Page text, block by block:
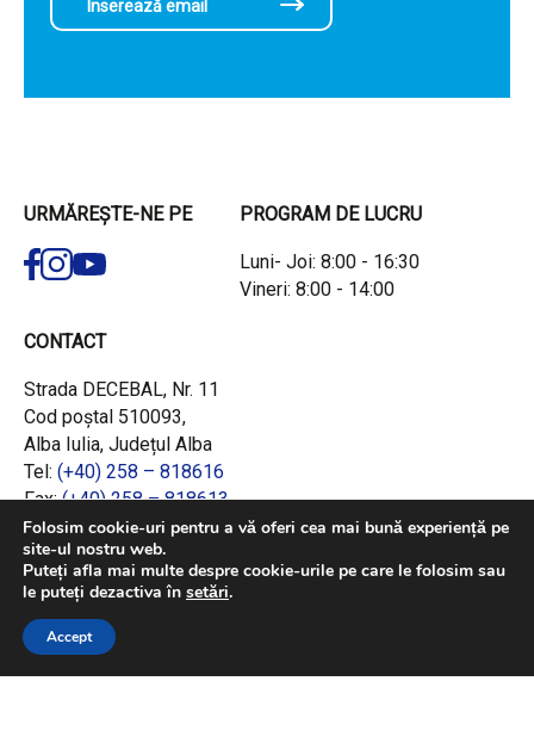
URMĂREȘTE-NE PE PROGRAM DE LUCRU
Luni- Joi: 8:00 - 16:30
Vineri: 8:00 - 14:00
CONTACT
Strada DECEBAL, Nr. 11
Cod poștal 510093,
Alba Iulia, Județul Alba
Tel: (+40) 258 – 818616
Fax:(+40) 258 – 818613
Email:office@adrcentru.ro
LINK-URI RAPIDE
Consiliul European
Jurnalul Oficial al Uniunii Europene
Folosim cookie-uri pentru a vă oferi cea mai bună experiență pe
site-ul nostru web.
Puteți afla mai multe despre cookie-urile pe care le folosim sau
le puteți dezactiva în setări.
Accept